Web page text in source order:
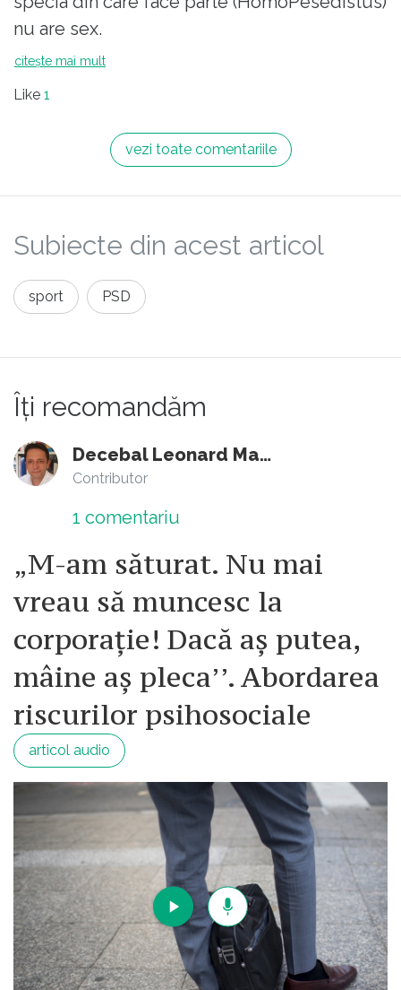
nu are sex.
citește mai mult
Like 1
vezi toate comentariile
Subiecte din acest articol
sport PSD
Îți recomandăm
Decebal Leonard Marin
Contributor
1 comentariu
„M-am săturat. Nu mai
vreau să muncesc la
corporație! Dacă aș putea,
mâine aș pleca’’. Abordarea
riscurilor psihosociale
articol audio